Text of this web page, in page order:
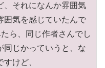
、それになんか雰囲気
囲気を感じていたんで
ら、同じ作者さんでし
同じかっていうと、な
けど、